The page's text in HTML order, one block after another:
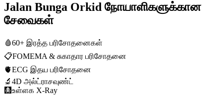
Jalan Bunga Orkid நோயாளிகளுக்கான
சேவைகள்
🩸60+ இரத்த பரிசோதனைகள்
📋FOMEMA & சுகாதார பரிசோதனை
🫀ECG இதய பரிசோதனை
🔬 4D அல்ட்ராசவுண்ட்
🩻உள்ளக X-Ray